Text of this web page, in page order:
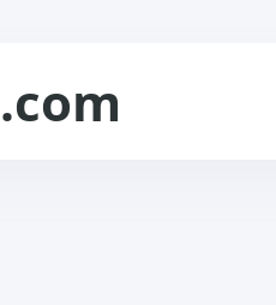
.com